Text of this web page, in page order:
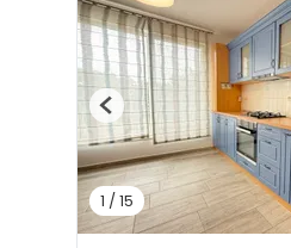
1 /15
Previous